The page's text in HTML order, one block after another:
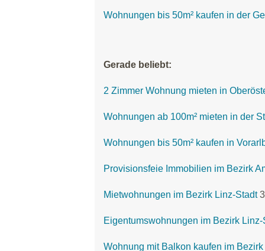
Wohnungen bis 50m² kaufen in der
Gerade beliebt:
2 Zimmer Wohnung mieten in
Wohnungen ab 100m² mieten in der
Wohnungen bis 50m² kaufen in
Provisionsfeie Immobilien im Bezirk
Mietwohnungen im Bezirk Linz-Stadt
Eigentumswohnungen im Bezirk Linz-
Wohnung mit Balkon kaufen im